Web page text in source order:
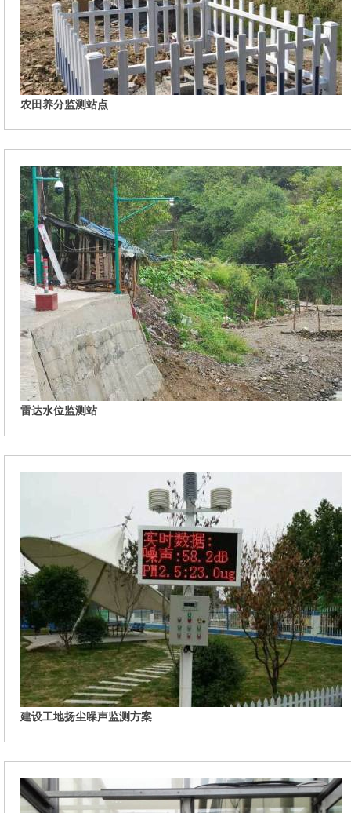
农田养分监测站点
雷达水位监测站
建设工地扬尘噪声监测方案